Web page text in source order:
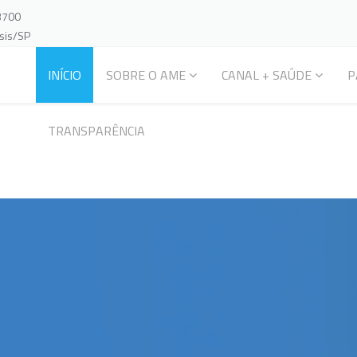
SP
INÍCIO SOBRE O AME CANAL + SAÚDE
TRANSPARÊNCIA